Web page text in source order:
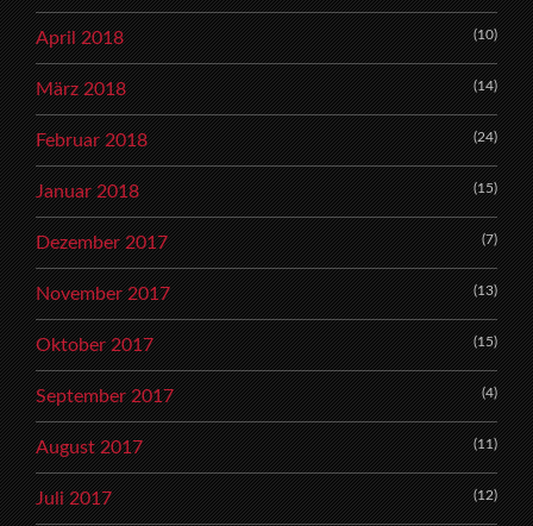
April 2018 (10)
März 2018 (14)
Februar 2018 (24)
Januar 2018 (15)
Dezember 2017 (7)
November 2017 (13)
Oktober 2017 (15)
September 2017 (4)
August 2017 (11)
Juli 2017 (12)